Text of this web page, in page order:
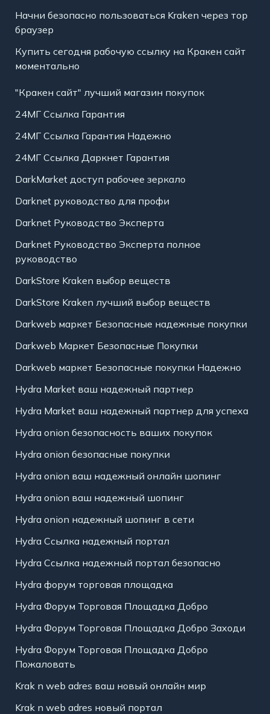
Начни безопасно пользоваться Kraken через тор
браузер
Купить сегодня рабочую ссылку на Кракен сайт
моментально
"Кракен сайт" лучший магазин покупок
24МГ Ссылка Гарантия
24МГ Ссылка Гарантия Надежно
24МГ Ссылка Даркнет Гарантия
DarkMarket доступ рабочее зеркало
Darknet руководство для профи
Darknet Руководство Эксперта
Darknet Руководство Эксперта полное
руководство
DarkStore Kraken выбор веществ
DarkStore Kraken лучший выбор веществ
Darkweb маркет Безопасные надежные покупки
Darkweb Маркет Безопасные Покупки
Darkweb маркет Безопасные покупки Надежно
Hydra Market ваш надежный партнер
Hydra Market ваш надежный партнер для успеха
Hydra onion безопасность ваших покупок
Hydra onion безопасные покупки
Hydra onion ваш надежный онлайн шопинг
Hydra onion ваш надежный шопинг
Hydra onion надежный шопинг в сети
Hydra Ссылка надежный портал
Hydra Ссылка надежный портал безопасно
Hydra форум торговая площадка
Hydra Форум Торговая Площадка Добро
Hydra Форум Торговая Площадка Добро Заходи
Hydra Форум Торговая Площадка Добро
Пожаловать
Krak n web adres ваш новый онлайн мир
Krak n web adres новый портал